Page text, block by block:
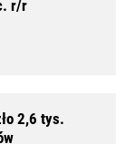
r/r
2,6 tys.